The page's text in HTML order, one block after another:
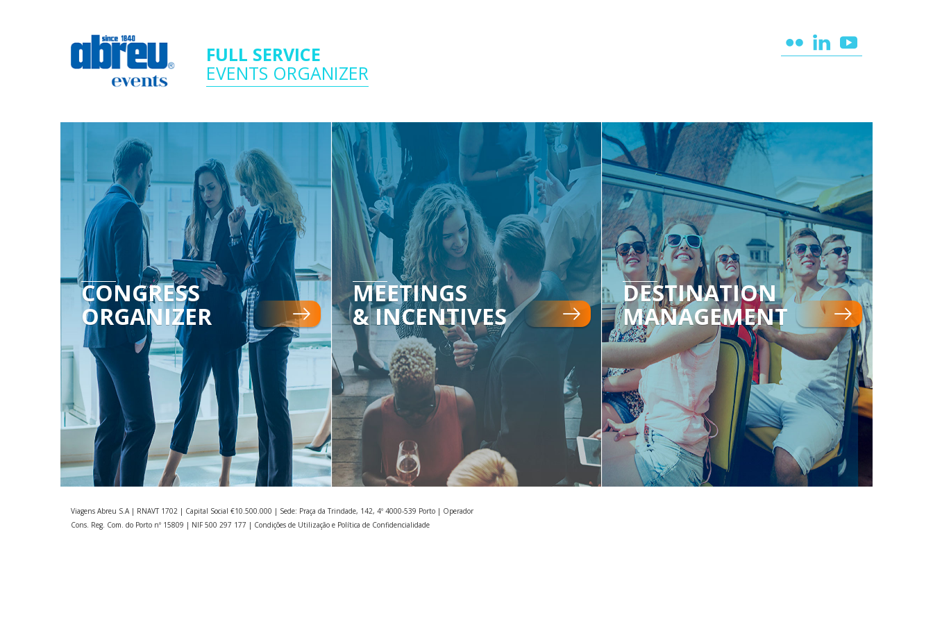
FULL SERVICE
EVENTS ORGANIZER
CONGRESS
ORGANIZER
MEETINGS
& INCENTIVES
DESTINATION
MANAGEMENT
Viagens Abreu S.A | RNAVT 1702 | Capital Social €10.500.000 | Sede: Praça da Trindade, 142, 4º 4000-539 Porto | Operador
Cons. Reg. Com. do Porto nº 15809 | NIF 500 297 177 | Condições de Utilização e Política de Confidencialidade